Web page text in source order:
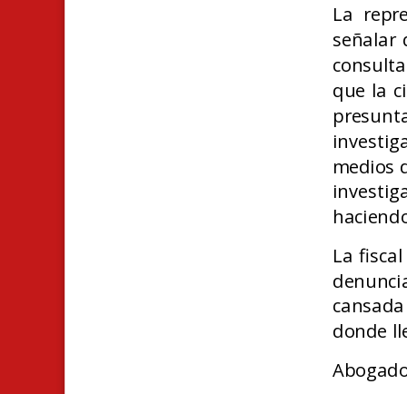
La
señalar
que la
medios
La
donde